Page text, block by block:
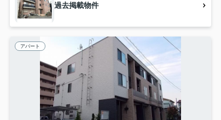
過去掲載物件
アパート